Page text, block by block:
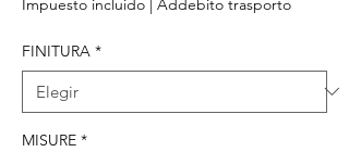
oferta
Impuesto incluido | Addebito trasporto
FINITURA *
MISURE *